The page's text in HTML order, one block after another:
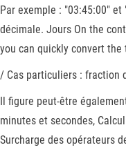
Par exemple : "03:45:00" et
décimale. Jours On the
you can quickly convert
/ Cas particuliers : fraction
Il figure peut-être
minutes et secondes,
Surcharge des opérateurs